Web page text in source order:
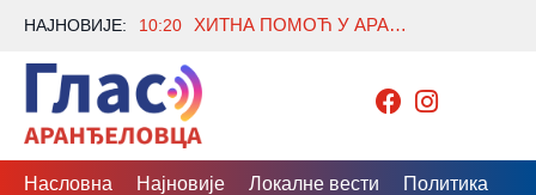
НАЈНОВИЈЕ: 10:20 ХИТНА ПОМОЋ У АРАНЂЕЛОВЦУ: 57 ПАЦИЈЕНАТА, ЧЕТИРИ ИНТЕРВЕНЦИЈЕ НА ТЕРЕНУ
Насловна Најновије Локалне вести Политика